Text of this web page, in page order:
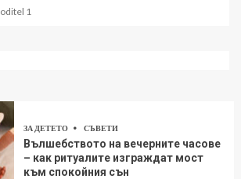
1
ЗА ДЕТЕТО СЪВЕТИ
Вълшебството на вечерните часове
– как ритуалите изграждат мост
към спокойния сън